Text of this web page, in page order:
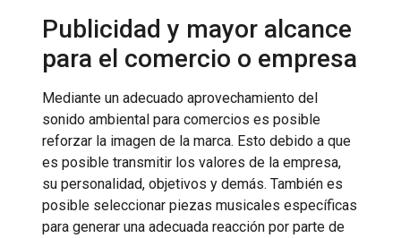
Publicidad y mayor alcance
para el comercio o empresa
Mediante un adecuado aprovechamiento del
sonido ambiental para comercios es posible
reforzar la imagen de la marca. Esto debido a que
es posible transmitir los valores de la empresa,
su personalidad, objetivos y demás. También es
posible seleccionar piezas musicales específicas
para generar una adecuada reacción por parte de